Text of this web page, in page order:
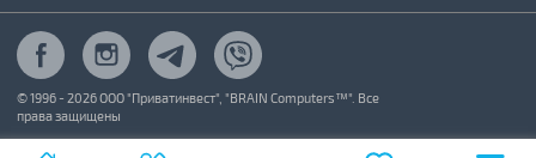
© 1996 - 2026 ООО "Приватинвест", "BRAIN Computers™". Все
права защищены